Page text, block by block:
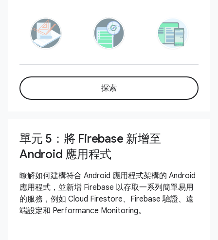
探索
單元 5：將 Firebase 新增至
Android 應用程式
瞭解如何建構符合 Android 應用程式架構的 Android
應用程式，並新增 Firebase 以存取一系列簡單易用
的服務，例如 Cloud Firestore、Firebase 驗證、遠
端設定和 Performance Monitoring。